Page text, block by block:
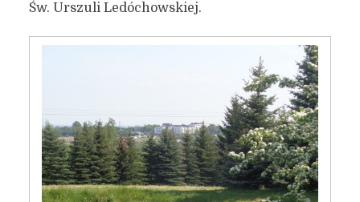
Św. Urszuli Ledóchowskiej.